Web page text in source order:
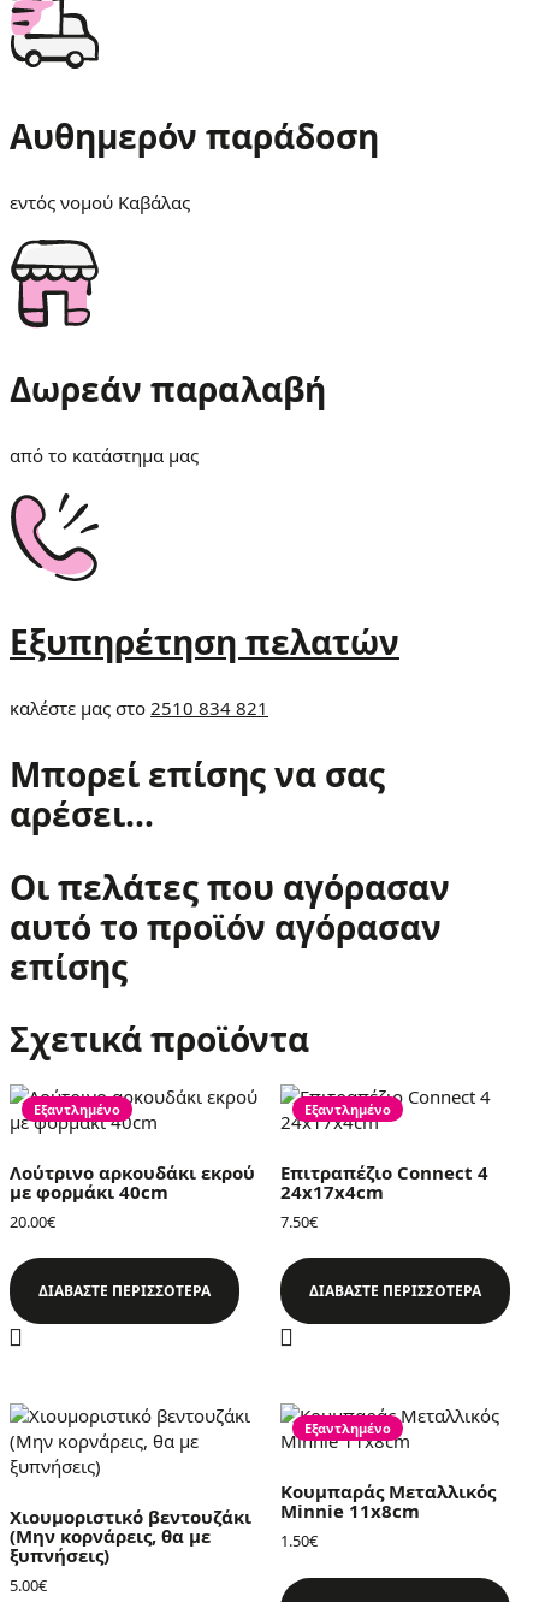
Αυθημερόν παράδοση
εντός νομού Καβάλας
Δωρεάν παραλαβή
από το κατάστημα μας
Εξυπηρέτηση πελατών
καλέστε μας στο 2510 834 821
Μπορεί επίσης να σας
αρέσει…
Οι πελάτες που αγόρασαν
αυτό το προϊόν αγόρασαν
επίσης
Σχετικά προϊόντα
Εξαντλημένο
Λούτρινο αρκουδάκι εκρού
με φορμάκι 40cm
20.00€
ΔΙΑΒΆΣΤΕ ΠΕΡΙΣΣΌΤΕΡΑ
Εξαντλημένο
Επιτραπέζιο Connect 4
24x17x4cm
7.50€
ΔΙΑΒΆΣΤΕ ΠΕΡΙΣΣΌΤΕΡΑ
Χιουμοριστικό βεντουζάκι
(Μην κορνάρεις, θα με
ξυπνήσεις)
5.00€
Εξαντλημένο
Κουμπαράς Μεταλλικός
Minnie 11x8cm
1.50€